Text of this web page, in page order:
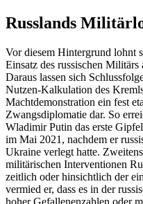
Russlands
Vor diesem Hintergrund lohnt
Einsatz des russischen
Daraus lassen sich
Nutzen-Kalkulation des
Machtdemonstration ein fest
Zwangsdiplomatie dar. So
Wladimir Putin das erste
im Mai 2021, nachdem er
Ukraine verlegt hatte.
militärischen Interventionen
zeitlich oder hinsichtlich der
vermied er, dass es in der
hoher Gefallenenzahlen oder